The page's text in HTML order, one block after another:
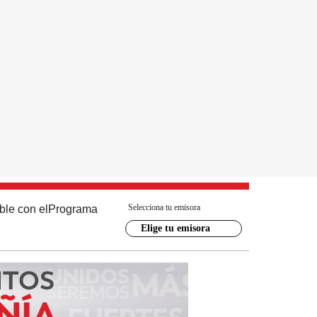
con el Programa Selecciona tu emisora
Elige tu emisora